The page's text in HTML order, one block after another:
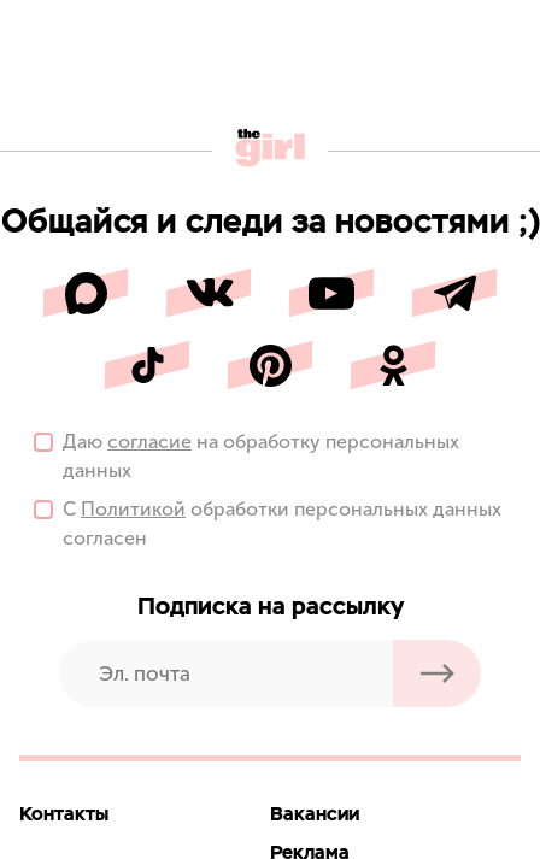
Общайся и следи за новостями ;)
Даю согласие на обработку персональных
данных
С Политикой обработки персональных данных
согласен
Подписка на рассылку
Контакты
Вакансии
Реклама